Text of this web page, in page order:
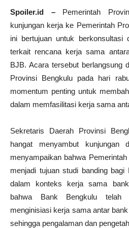
Spoiler.id – Pemerintah
kunjungan kerja ke Pemerintah
ini bertujuan untuk berkonsultasi
terkait rencana kerja sama
BJB. Acara tersebut berlangsung
Provinsi Bengkulu pada hari
momentum penting untuk
dalam memfasilitasi kerja sama
Sekretaris Daerah Provinsi
hangat menyambut kunjungan
menyampaikan bahwa
menjadi tujuan studi banding
dalam konteks kerja sama
bahwa Bank Bengkulu telah
menginisiasi kerja sama antar
sehingga pengalaman dan